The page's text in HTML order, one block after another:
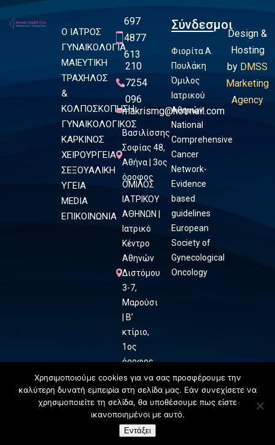
ΕΠΙΚΟΙΝΩΝΗΣΤΕ
Ο ΙΑΤΡΟΣ
ΓΥΝΑΙΚΟΛΟΓΙΑ
ΜΑΙΕΥΤΙΚΗ
ΤΡΑΧΗΛΟΣ
&
ΚΟΛΠΟΣΚΟΠΗΣΗ
ΓΥΝΑΙΚΟΛΟΓΙΚΟΣ
ΚΑΡΚΙΝΟΣ
ΧΕΙΡΟΥΡΓΕΙΑ
ΣΕΞΟΥΑΛΙΚΗ
ΥΓΕΙΑ
MEDIA
ΕΠΙΚΟΙΝΩΝΙΑ
697
4877
613
210
7254
096
makrismg@hotmail.com
Βασιλίσσης
Σοφίας 48,
Αθήνα | 3ος
όροφος
ΟΜΙΛΟΣ
ΙΑΤΡΙΚΟΥ
ΑΘΗΝΩΝ |
Ιατρικό
Κέντρο
Αθηνών
Διστόμου
3-7,
Μαρούσι
| Β’
κτίριο,
1ος
όροφος
Σύνδεσμοι
Φιορίτα Α.
Πουλάκη
Όμιλος
Ιατρικού
Αθηνών
National
Comprehensive
Cancer
Network-
Evidence
based
guidelines
European
Society of
Gynecological
Oncology
Design &
Hosting
by DMSS
Marketing
Agency
Χρησιμοποιούμε cookies για να σας προσφέρουμε την
καλύτερη δυνατή εμπειρία στη σελίδα μας. Εάν συνεχίσετε να
χρησιμοποιείτε τη σελίδα, θα υποθέσουμε πως είστε
ικανοποιημένοι με αυτό.
Εντάξει